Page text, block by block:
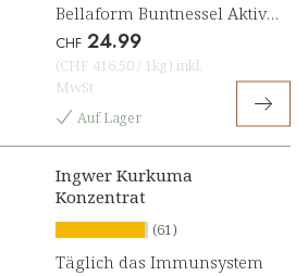
Bellaform Buntnessel Aktiv
Fettstoffwechsel[1]
CHF 24.99
(CHF 416.50 / 1kg) inkl.
MwSt
Auf Lager
Ingwer Kurkuma
Konzentrat
(61)
Täglich das Immunsystem